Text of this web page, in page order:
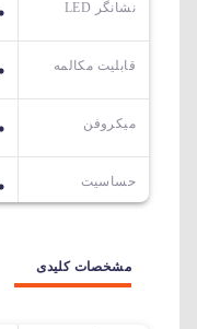
نشانگر LED
قابلیت مکالمه
میکروفن
حساسیت
مشخصات کلیدی